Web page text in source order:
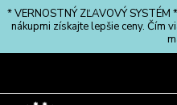
* VERNOSTNÝ ZĽAVOVÝ
nákupmi získajte lepšie ceny. Čím